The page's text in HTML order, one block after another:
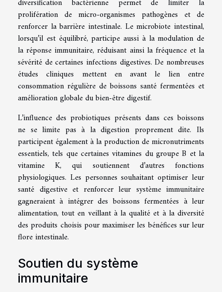
diversification bactérienne permet de limiter la
prolifération de micro-organismes pathogènes et de
renforcer la barrière intestinale. Le microbiote intestinal,
lorsqu’il est équilibré, participe aussi à la modulation de
la réponse immunitaire, réduisant ainsi la fréquence et la
sévérité de certaines infections digestives. De nombreuses
études cliniques mettent en avant le lien entre
consommation régulière de boissons santé fermentées et
amélioration globale du bien-être digestif.
L’influence des probiotiques présents dans ces boissons
ne se limite pas à la digestion proprement dite. Ils
participent également à la production de micronutriments
essentiels, tels que certaines vitamines du groupe B et la
vitamine K, qui soutiennent d’autres fonctions
physiologiques. Les personnes souhaitant optimiser leur
santé digestive et renforcer leur système immunitaire
gagneraient à intégrer des boissons fermentées à leur
alimentation, tout en veillant à la qualité et à la diversité
des produits choisis pour maximiser les bénéfices sur leur
flore intestinale.
Soutien du système
immunitaire